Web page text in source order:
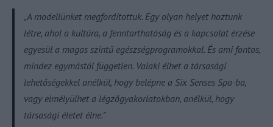
„A modellünket megfordítottuk. Egy olyan helyet hoztunk
létre, ahol a kultúra, a fenntarthatóság és a kapcsolat érzése
egyesül a magas szintű egészségprogramokkal. És ami fontos,
mindez egymástól független. Valaki élhet a társasági
lehetőségekkel anélkül, hogy belépne a Six Senses Spa-ba,
vagy elmélyülhet a légzőgyakorlatokban, anélkül, hogy
társasági életet élne.”